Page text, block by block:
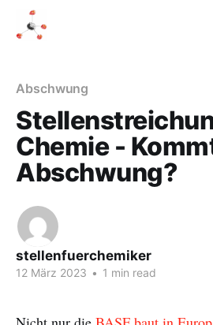
Abschwung
Chemie -
Abschwung?
stellenfuerchemiker
12 März 2023 • 1 min read